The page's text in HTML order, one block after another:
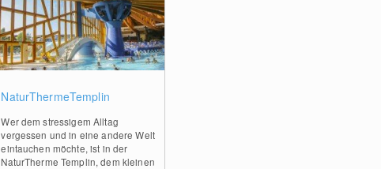
NaturThermeTemplin
Wer dem stressigem Alltag
vergessen und in eine andere Welt
eintauchen möchte, ist in der
NaturTherme Templin, dem kleinen